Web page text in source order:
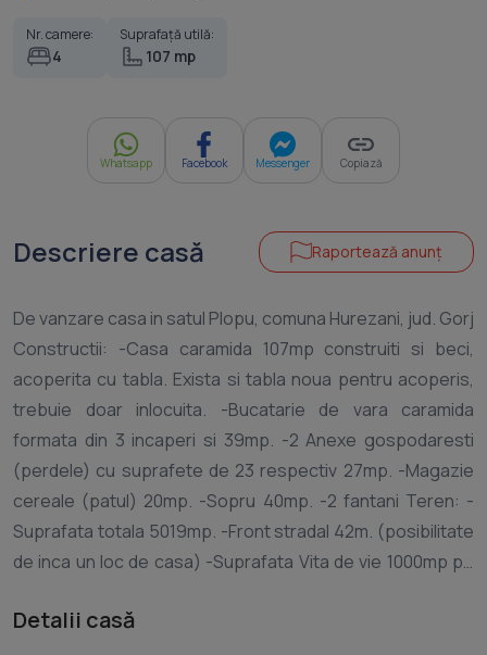
Nr. camere:
4
Suprafață utilă:
107 mp
Whatsapp Facebook Messenger Copiază
Descriere casă Raportează anunț
De vanzare casa in satul Plopu, comuna Hurezani, jud. Gorj
Constructii: -Casa caramida 107mp construiti si beci,
acoperita cu tabla. Exista si tabla noua pentru acoperis,
trebuie doar inlocuita. -Bucatarie de vara caramida
formata din 3 incaperi si 39mp. -2 Anexe gospodaresti
(perdele) cu suprafete de 23 respectiv 27mp. -Magazie
cereale (patul) 20mp. -Sopru 40mp. -2 fantani Teren: -
Suprafata totala 5019mp. -Front stradal 42m. (posibilitate
de inca un loc de casa) -Suprafata Vita de vie 1000mp pe
Detalii casă